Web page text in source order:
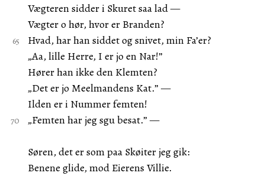
Vægteren sidder i Skuret saa lad —
Vægter o hør, hvor er Branden?
Hvad, har han siddet og snivet, min Fa’er?
„Aa, lille Herre, I er jo en Nar!”
Hører han ikke den Klemten?
„Det er jo Meelmandens Kat.” —
Ilden er i Nummer femten!
„Femten har jeg sgu besat.” —
Søren, det er som paa Skøiter jeg gik:
Benene glide, mod Eierens Villie.